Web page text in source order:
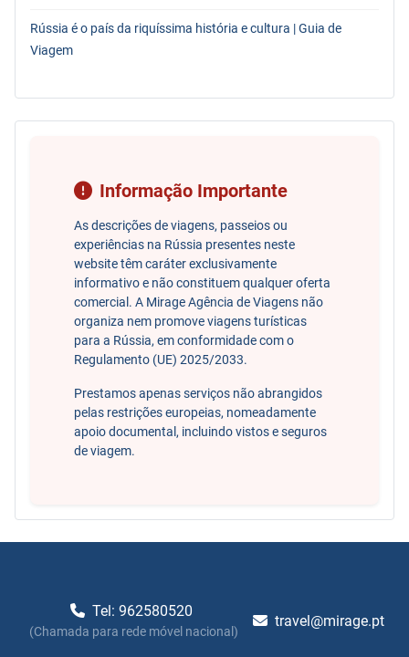
Rússia é o país da riquíssima história e cultura | Guia de
Viagem
Informação Importante
As descrições de viagens, passeios ou
experiências na Rússia presentes neste
website têm caráter exclusivamente
informativo e não constituem qualquer oferta
comercial. A Mirage Agência de Viagens não
organiza nem promove viagens turísticas
para a Rússia, em conformidade com o
Regulamento (UE) 2025/2033.
Prestamos apenas serviços não abrangidos
pelas restrições europeias, nomeadamente
apoio documental, incluindo vistos e seguros
de viagem.
Tel: 962580520
(Chamada para rede móvel nacional)
travel@mirage.pt